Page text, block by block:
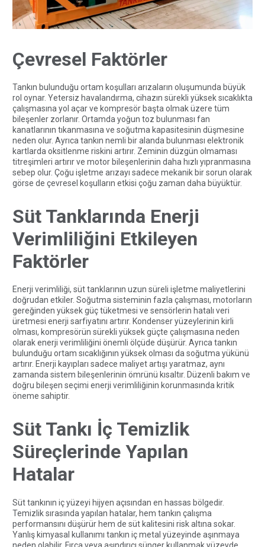
Çevresel Faktörler
Tankın bulunduğu ortam koşulları arızaların oluşumunda büyük
rol oynar. Yetersiz havalandırma, cihazın sürekli yüksek sıcaklıkta
çalışmasına yol açar ve kompresör başta olmak üzere tüm
bileşenler zorlanır. Ortamda yoğun toz bulunması fan
kanatlarının tıkanmasına ve soğutma kapasitesinin düşmesine
neden olur. Ayrıca tankın nemli bir alanda bulunması elektronik
kartlarda oksitlenme riskini artırır. Zeminin düzgün olmaması
titreşimleri artırır ve motor bileşenlerinin daha hızlı yıpranmasına
sebep olur. Çoğu işletme arızayı sadece mekanik bir sorun olarak
görse de çevresel koşulların etkisi çoğu zaman daha büyüktür.
Süt Tanklarında Enerji
Verimliliğini Etkileyen
Faktörler
Enerji verimliliği, süt tanklarının uzun süreli işletme maliyetlerini
doğrudan etkiler. Soğutma sisteminin fazla çalışması, motorların
gereğinden yüksek güç tüketmesi ve sensörlerin hatalı veri
üretmesi enerji sarfiyatını artırır. Kondenser yüzeylerinin kirli
olması, kompresörün sürekli yüksek güçte çalışmasına neden
olarak enerji verimliliğini önemli ölçüde düşürür. Ayrıca tankın
bulunduğu ortam sıcaklığının yüksek olması da soğutma yükünü
artırır. Enerji kayıpları sadece maliyet artışı yaratmaz, aynı
zamanda sistem bileşenlerinin ömrünü kısaltır. Düzenli bakım ve
doğru bileşen seçimi enerji verimliliğinin korunmasında kritik
öneme sahiptir.
Süt Tankı İç Temizlik
Süreçlerinde Yapılan
Hatalar
Süt tankının iç yüzeyi hijyen açısından en hassas bölgedir.
Temizlik sırasında yapılan hatalar, hem tankın çalışma
performansını düşürür hem de süt kalitesini risk altına sokar.
Yanlış kimyasal kullanımı tankın iç metal yüzeyinde aşınmaya
neden olabilir. Fırça veya aşındırıcı sünger kullanmak yüzeyde